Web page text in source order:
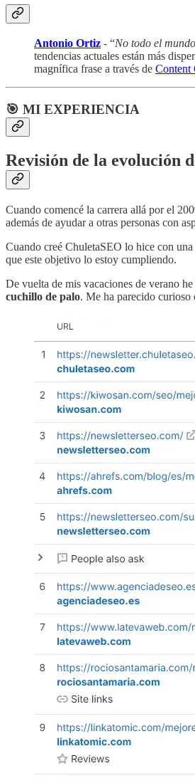
Antonio Ortiz - “No todo el
tendencias actuales están más
magnífica frase a través de Content
🎯 MI EXPERIENCIA
Revisión de la evolución
Cuando comencé la carrera allá por el
además de ayudar a otras personas con
Cuando creé ChuletaSEO lo hice con
que este objetivo lo estoy cumpliendo.
De vuelta de mis vacaciones de verano
cuchillo de palo. Me ha parecido curioso